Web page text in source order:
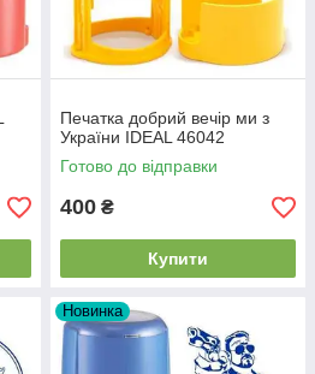
Печатка добрий вечір ми з
України IDEAL 46042
Готово до відправки
400 ₴
Купити
Новинка